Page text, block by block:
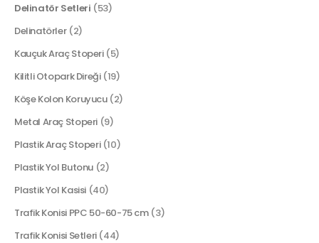
Delinatör Setleri (53)
Delinatörler (2)
Kauçuk Araç Stoperi (5)
Kilitli Otopark Direği (19)
Köşe Kolon Koruyucu (2)
Metal Araç Stoperi (9)
Plastik Araç Stoperi (10)
Plastik Yol Butonu (2)
Plastik Yol Kasisi (40)
Trafik Konisi PPC 50-60-75 cm (3)
Trafik Konisi Setleri (44)